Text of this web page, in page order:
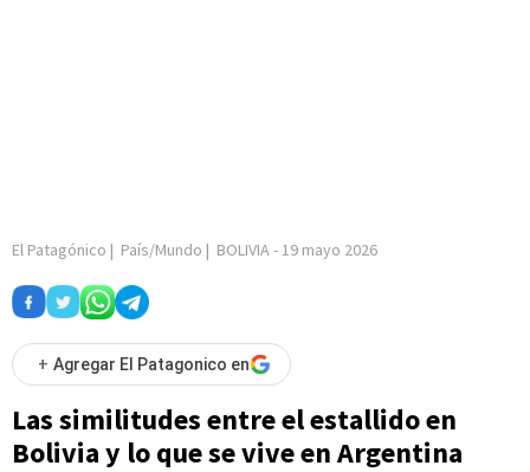
El Patagónico | País/Mundo | BOLIVIA- 19 mayo 2026
+ Agregar El Patagonico en
Las similitudes entre el estallido en
Bolivia y lo que se vive en Argentina